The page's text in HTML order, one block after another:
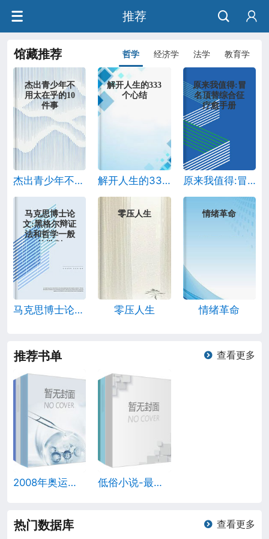
推荐
馆藏推荐 哲学 经济学 法学 教育学
杰出青少年不
用太在乎的10
件事
杰出青少年不用太在乎的10件事
解开人生的333
个心结
解开人生的333个心结
原来我值得:冒
名顶替综合征
疗愈手册
原来我值得:冒名顶替综合征疗愈手册
马克思博士论
文:黑格尔辩证
法和哲学一般
的批判
马克思博士论文:黑格尔辩证法和哲学一般的批判
零压人生
零压人生
情绪革命
情绪革命
推荐书单 查看更多
2008年奥运图书目录 低俗小说-最新人气作家朱佳
热门数据库 查看更多